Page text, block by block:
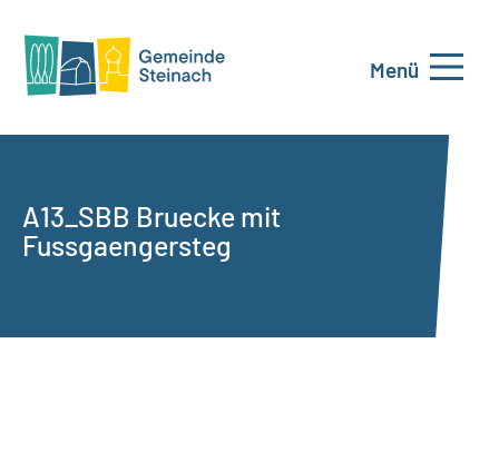
Menü
A13_SBB Bruecke mit
Fussgaengersteg